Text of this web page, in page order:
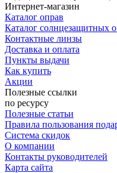
Интернет-магазин
Каталог оправ
Каталог солнцезащитных
Контактные линзы
Доставка и оплата
Пункты выдачи
Как купить
Акции
Полезные ссылки
по ресурсу
Полезные статьи
Правила пользования
Система скидок
О компании
Контакты руководителей
Карта сайта